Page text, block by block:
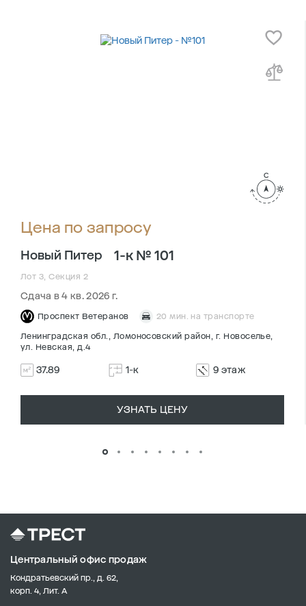
Цена по запросу
Новый Питер 1-к № 101
Лот 3, Секция 2
Сдача в 4 кв. 2026 г.
Проспект Ветеранов 20 мин. на транспорте
Ленинградская обл., Ломоносовский район, г. Новоселье,
ул. Невская, д.4
37.89 1-к 9 этаж
УЗНАТЬ ЦЕНУ
Центральный офис продаж
Кондратьевский пр., д. 62,
корп. 4, Лит. А